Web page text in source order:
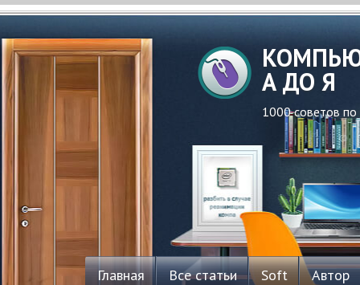
А ДО Я
1000 советов
Главная Все статьи Soft Автор